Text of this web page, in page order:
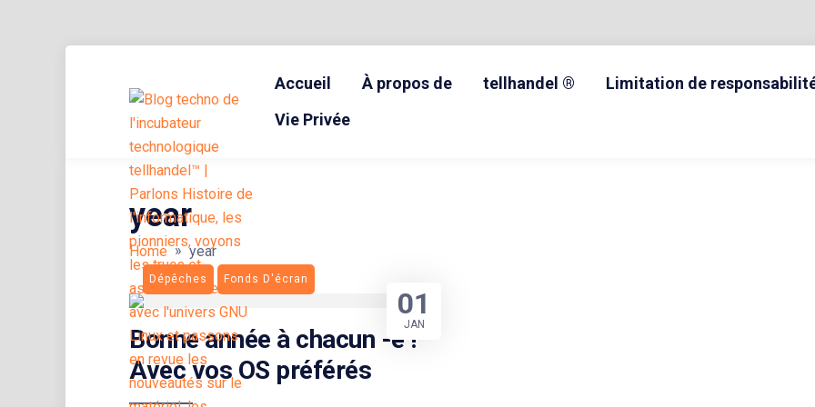
{ + }
BLOG TECHNOLOGIQUE DU HUB | MIGRATION GNU LINUX
Accueil À propos de tellhandel ®
Limitation de
Vie Privée
year
Home»year
Dépêches Fonds D'écran
Bonne année à chacun -e !
Avec vos OS préférés
01
JAN